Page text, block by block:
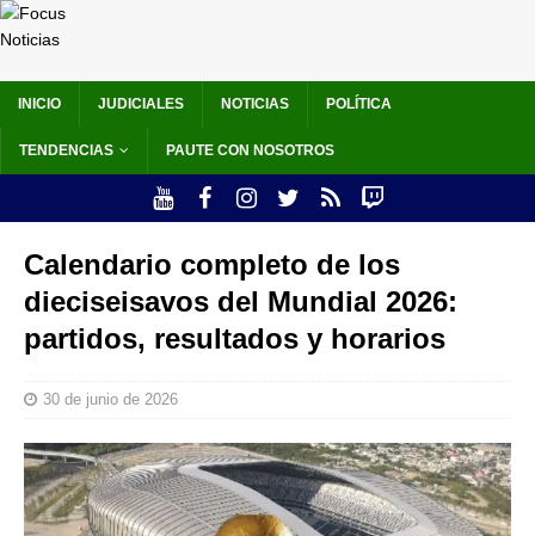
INICIO JUDICIALES NOTICIAS POLÍTICA
TENDENCIAS PAUTE CON NOSOTROS
Calendario completo de los
dieciseisavos del Mundial 2026:
partidos, resultados y horarios
30 de junio de 2026